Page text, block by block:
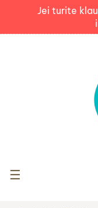
Jei turite
Toggle
☰